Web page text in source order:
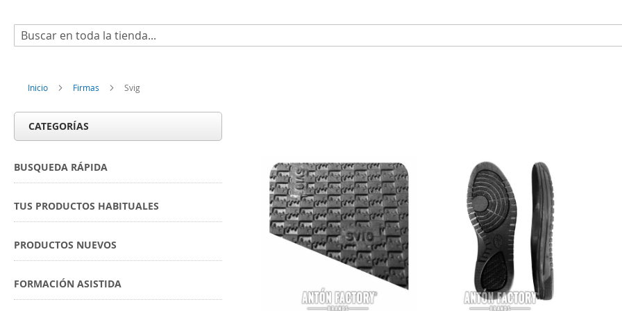
Buscar
Inicio Firmas Svig
CATEGORÍAS
BUSQUEDA RÁPIDA
TUS PRODUCTOS HABITUALES
PRODUCTOS NUEVOS
FORMACIÓN ASISTIDA